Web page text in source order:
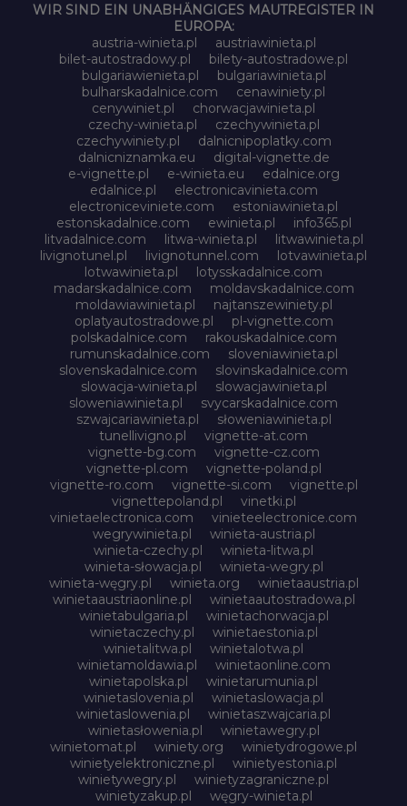
WIR SIND EIN UNABHÄNGIGES MAUTREGISTER IN
EUROPA:
austria-winieta.pl
austriawinieta.pl
bilet-autostradowy.pl
bilety-autostradowe.pl
bulgariawienieta.pl
bulgariawinieta.pl
bulharskadalnice.com
cenawiniety.pl
cenywiniet.pl
chorwacjawinieta.pl
czechy-winieta.pl
czechywinieta.pl
czechywiniety.pl
dalnicnipoplatky.com
dalnicniznamka.eu
digital-vignette.de
e-vignette.pl
e-winieta.eu
edalnice.org
edalnice.pl
electronicavinieta.com
electroniceviniete.com
estoniawinieta.pl
estonskadalnice.com
ewinieta.pl
info365.pl
litvadalnice.com
litwa-winieta.pl
litwawinieta.pl
livignotunel.pl
livignotunnel.com
lotvawinieta.pl
lotwawinieta.pl
lotysskadalnice.com
madarskadalnice.com
moldavskadalnice.com
moldawiawinieta.pl
najtanszewiniety.pl
oplatyautostradowe.pl
pl-vignette.com
polskadalnice.com
rakouskadalnice.com
rumunskadalnice.com
sloveniawinieta.pl
slovenskadalnice.com
slovinskadalnice.com
slowacja-winieta.pl
slowacjawinieta.pl
sloweniawinieta.pl
svycarskadalnice.com
szwajcariawinieta.pl
słoweniawinieta.pl
tunellivigno.pl
vignette-at.com
vignette-bg.com
vignette-cz.com
vignette-pl.com
vignette-poland.pl
vignette-ro.com
vignette-si.com
vignette.pl
vignettepoland.pl
vinetki.pl
vinietaelectronica.com
vinieteelectronice.com
wegrywinieta.pl
winieta-austria.pl
winieta-czechy.pl
winieta-litwa.pl
winieta-słowacja.pl
winieta-wegry.pl
winieta-węgry.pl
winieta.org
winietaaustria.pl
winietaaustriaonline.pl
winietaautostradowa.pl
winietabulgaria.pl
winietachorwacja.pl
winietaczechy.pl
winietaestonia.pl
winietalitwa.pl
winietalotwa.pl
winietamoldawia.pl
winietaonline.com
winietapolska.pl
winietarumunia.pl
winietaslovenia.pl
winietaslowacja.pl
winietaslowenia.pl
winietaszwajcaria.pl
winietasłowenia.pl
winietawegry.pl
winietomat.pl
winiety.org
winietydrogowe.pl
winietyelektroniczne.pl
winietyestonia.pl
winietywegry.pl
winietyzagraniczne.pl
winietyzakup.pl
węgry-winieta.pl